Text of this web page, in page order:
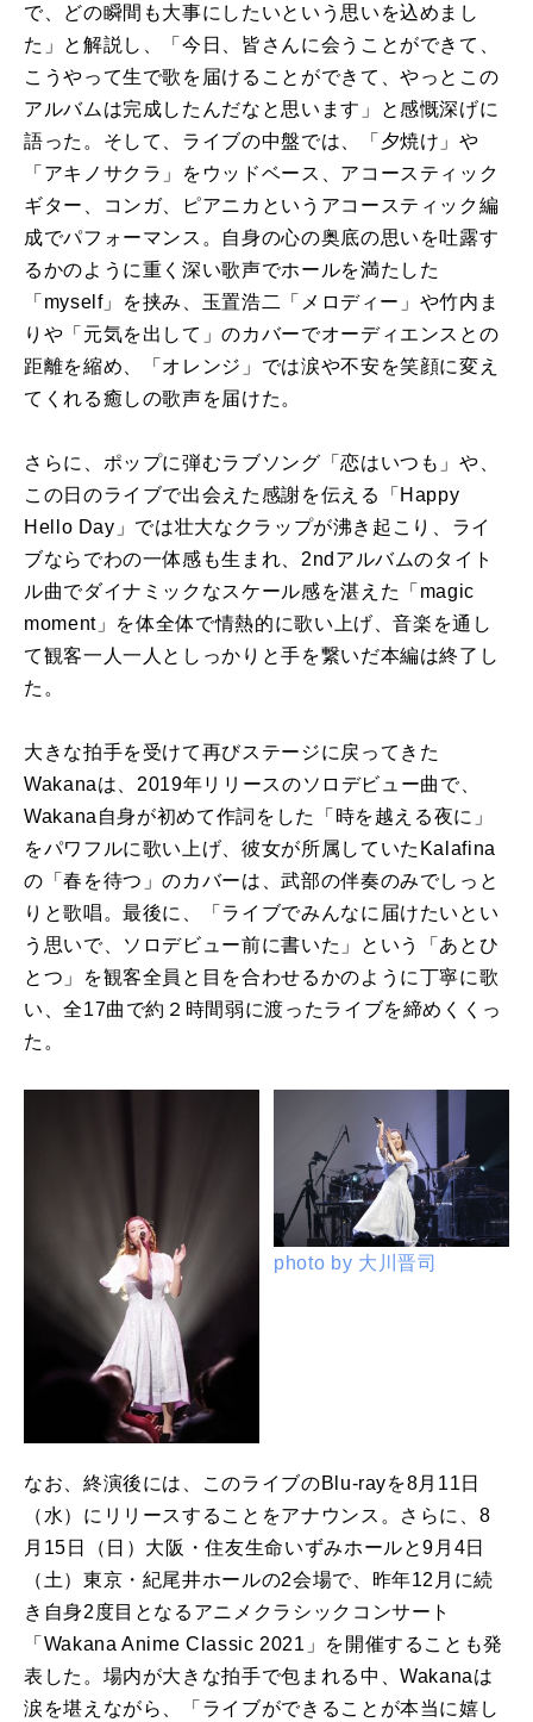
で、どの瞬間も大事にしたいという思いを込めまし
た」と解説し、「今日、皆さんに会うことができて、
こうやって生で歌を届けることができて、やっとこの
アルバムは完成したんだなと思います」と感慨深げに
語った。そして、ライブの中盤では、「夕焼け」や
「アキノサクラ」をウッドベース、アコースティック
ギター、コンガ、ピアニカというアコースティック編
成でパフォーマンス。自身の心の奥底の思いを吐露す
るかのように重く深い歌声でホールを満たした
「myself」を挟み、玉置浩二「メロディー」や竹内ま
りや「元気を出して」のカバーでオーディエンスとの
距離を縮め、「オレンジ」では涙や不安を笑顔に変え
てくれる癒しの歌声を届けた。
さらに、ポップに弾むラブソング「恋はいつも」や、
この日のライブで出会えた感謝を伝える「Happy
Hello Day」では壮大なクラップが沸き起こり、ライ
ブならでわの一体感も生まれ、2ndアルバムのタイト
ル曲でダイナミックなスケール感を湛えた「magic
moment」を体全体で情熱的に歌い上げ、音楽を通し
て観客一人一人としっかりと手を繋いだ本編は終了し
た。
大きな拍手を受けて再びステージに戻ってきた
Wakanaは、2019年リリースのソロデビュー曲で、
Wakana自身が初めて作詞をした「時を越える夜に」
をパワフルに歌い上げ、彼女が所属していたKalafina
の「春を待つ」のカバーは、武部の伴奏のみでしっと
りと歌唱。最後に、「ライブでみんなに届けたいとい
う思いで、ソロデビュー前に書いた」という「あとひ
とつ」を観客全員と目を合わせるかのように丁寧に歌
い、全17曲で約２時間弱に渡ったライブを締めくくっ
た。
photo by 大川晋司
なお、終演後には、このライブのBlu-rayを8月11日
（水）にリリースすることをアナウンス。さらに、8
月15日（日）大阪・住友生命いずみホールと9月4日
（土）東京・紀尾井ホールの2会場で、昨年12月に続
き自身2度目となるアニメクラシックコンサート
「Wakana Anime Classic 2021」を開催することも発
表した。場内が大きな拍手で包まれる中、Wakanaは
涙を堪えながら、「ライブができることが本当に嬉し